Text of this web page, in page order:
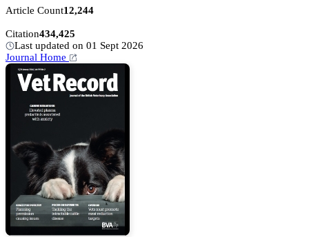
Article Count12,244
Citation434,425
Last updated on 01 Sept 2026
Journal Home